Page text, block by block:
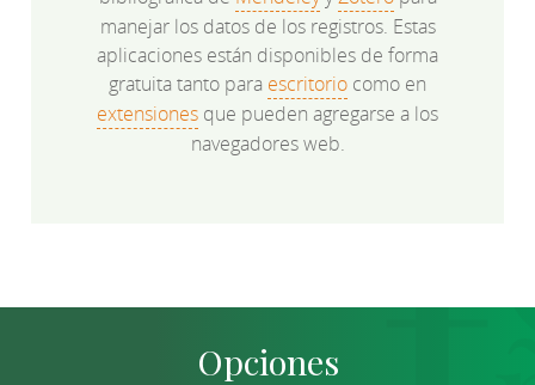
manejar los datos de los registros. Estas
aplicaciones están disponibles de forma
gratuita tanto para escritorio como en
extensiones que pueden agregarse a los
navegadores web.
Opciones